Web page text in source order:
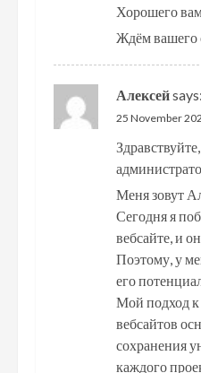
Хорошего
Ждём вашего
Алексейsays:
25 November
Меня зовут
Сегодня я
вебсайте, и
Поэтому, у
его
Мой подход
вебсайтов
сохранения
каждого